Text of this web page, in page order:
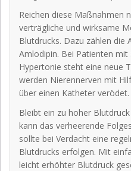
Reichen diese Maßnahmen
verträgliche und wirksame
Blutdrucks. Dazu zählen die
Amlodipin. Bei Patienten
Hypertonie steht eine neue
werden Nierennerven mit
über einen Katheter verödet.
Bleibt ein zu hoher
kann das verheerende
sollte bei Verdacht eine
Blutdrucks erfolgen. Mit
leicht erhöhter Blutdruck